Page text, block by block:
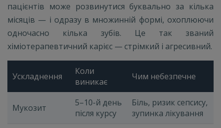
пацієнтів може розвинутися буквально за кілька
місяців — і одразу в множинній формі, охоплюючи
одночасно кілька зубів. Це так званий
хіміотерапевтичний карієс — стрімкий і агресивний.
Ускладнення
Коли
виникає
Чим небезпечне
Мукозит
5–10-й день
після курсу
Біль, ризик сепсису,
зупинка лікування